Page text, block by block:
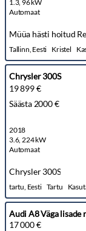
1.3, 96 kW
Automaat
Müüa hästi hoitud
Tallinn, Eesti Kristel
Chrysler 300S
19 899 €
Säästa 2000 €
2018
3.6, 224 kW
Automaat
Chrysler 300S
tartu, Eesti Tartu
Audi A8 Väga lisade
17 000 €